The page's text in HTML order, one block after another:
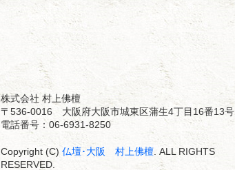
株式会社 村上佛檀
〒536-0016 大阪府大阪市城東区蒲生4丁目16番13号
電話番号：06-6931-8250
Copyright (C) 仏壇･大阪 村上佛檀 . ALL RIGHTS
RESERVED.